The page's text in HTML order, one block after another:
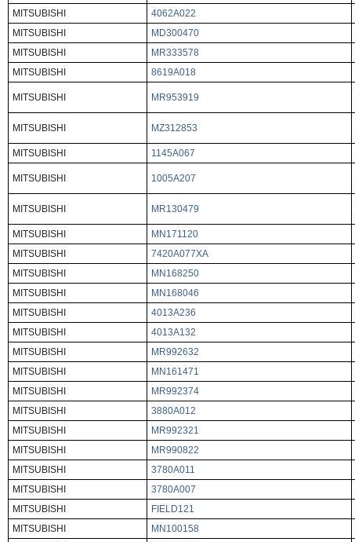
MITSUBISHI
4062A022
MITSUBISHI
MD300470
MITSUBISHI
MR333578
MITSUBISHI
8619A018
MITSUBISHI MR953919
MITSUBISHI MZ312853
MITSUBISHI
1145A067
MITSUBISHI 1005A207
MITSUBISHI MR130479
MITSUBISHI
MN171120
MITSUBISHI
7420A077XA
MITSUBISHI
MN168250
MITSUBISHI
MN168046
MITSUBISHI
4013A236
MITSUBISHI
4013A132
MITSUBISHI
MR992632
MITSUBISHI
MN161471
MITSUBISHI
MR992374
MITSUBISHI
3880A012
MITSUBISHI
MR992321
MITSUBISHI
MR990822
MITSUBISHI
3780A011
MITSUBISHI
3780A007
MITSUBISHI
FIELD121
MITSUBISHI
MN100158